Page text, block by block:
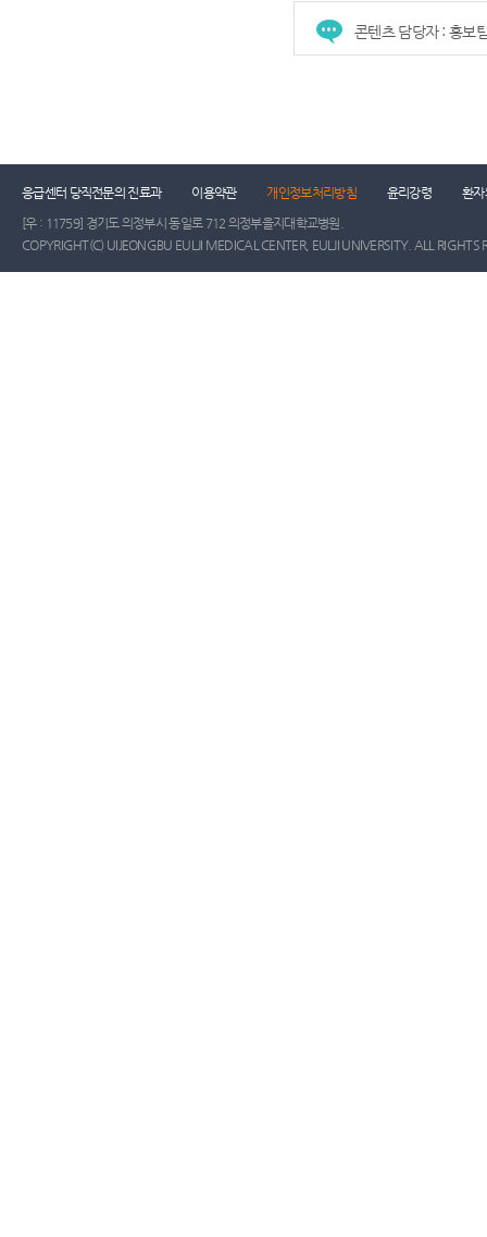
콘텐츠 담당자 : 홍보
응급센터 당직전문의 진료과 이용약관 개인정보처리방침 윤리강령
환자
[우 : 11759] 경기도 의정부시 동일로 712 의정부을지대학교병원.
COPYRIGHT(C) UIJEONGBU EULJI MEDICAL CENTER, EULJI UNIVERSITY. ALL RIGHTS